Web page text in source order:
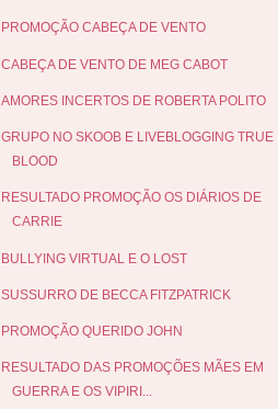
PROMOÇÃO CABEÇA DE VENTO
CABEÇA DE VENTO DE MEG CABOT
AMORES INCERTOS DE ROBERTA POLITO
GRUPO NO SKOOB E LIVEBLOGGING TRUE
BLOOD
RESULTADO PROMOÇÃO OS DIÁRIOS DE
CARRIE
BULLYING VIRTUAL E O LOST
SUSSURRO DE BECCA FITZPATRICK
PROMOÇÃO QUERIDO JOHN
RESULTADO DAS PROMOÇÕES MÃES EM
GUERRA E OS VIPIRI...